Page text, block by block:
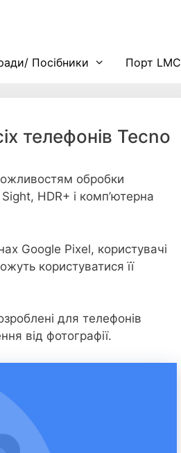
Посібники Порт LMC
телефонів Tecno
обробки
HDR+ і комп’ютерна
Google Pixel, користувачі
користуватися її
для телефонів
від фотографії.